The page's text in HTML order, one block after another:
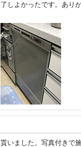
しよかったです。あり
いました。写真付きで